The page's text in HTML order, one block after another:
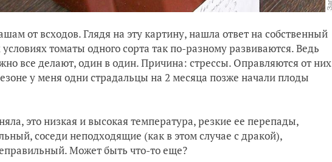
от всходов. Глядя на эту картину, нашла ответ на собственный
томаты одного сорта так по-разному развиваются. Ведь
все делают, один в один. Причина: стрессы. Оправляются от них
у меня одни страдальцы на 2 месяца позже начали плоды
это низкая и высокая температура, резкие ее перепады,
соседи неподходящие (как в этом случае с дракой),
Может быть что-то еще?